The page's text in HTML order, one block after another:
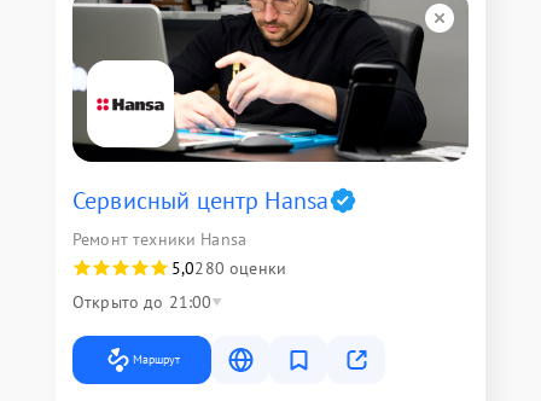
Сервисный центр Hansa
Ремонт техники Hansa
5,0280 оценки
Открыто до 21:00
Маршрут